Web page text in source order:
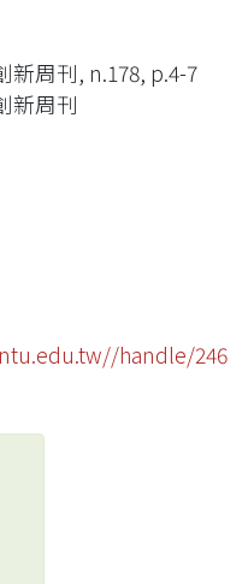
新周刊, n.178, p.4-7
新周刊
handle/246